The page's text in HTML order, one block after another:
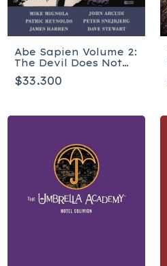
Abe Sapien Volume 2:
The Devil Does Not
Jest and Other
Stories - Tapa blanda
$33.300